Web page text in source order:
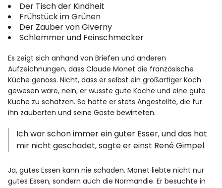
Der Tisch der Kindheit
Frühstück im Grünen
Der Zauber von Giverny
Schlemmer und Feinschmecker
Es zeigt sich anhand von Briefen und anderen
Aufzeichnungen, dass Claude Monet die französische
Küche genoss. Nicht, dass er selbst ein großartiger Koch
gewesen wäre, nein, er wusste gute Köche und eine gute
Küche zu schätzen. So hatte er stets Angestellte, die für
ihn zauberten und seine Gäste bewirteten.
Ich war schon immer ein guter Esser, und das hat
mir nicht geschadet, sagte er einst René Gimpel.
Ja, gutes Essen kann nie schaden. Monet liebte nicht nur
gutes Essen, sondern auch die Normandie. Er besuchte in